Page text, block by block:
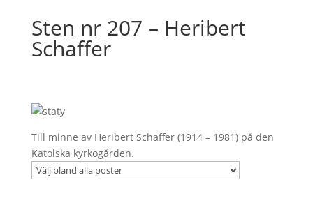
Sten nr 207 – Heribert
Schaffer
Till minne av Heribert Schaffer (1914 – 1981) på den
Katolska kyrkogården.